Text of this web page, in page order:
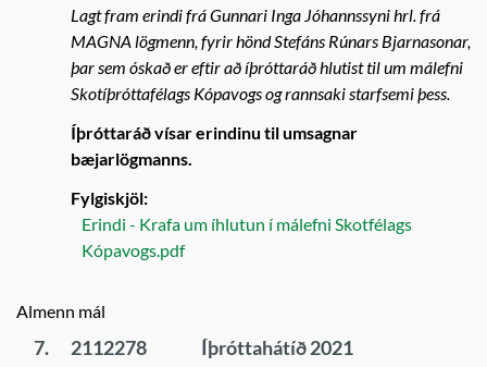
Lagt fram erindi frá Gunnari Inga Jóhannssyni hrl. frá
MAGNA lögmenn, fyrir hönd Stefáns Rúnars Bjarnasonar,
þar sem óskað er eftir að íþróttaráð hlutist til um málefni
Skotíþróttafélags Kópavogs og rannsaki starfsemi þess.
Íþróttaráð vísar erindinu til umsagnar
bæjarlögmanns.
Fylgiskjöl:
Erindi - Krafa um íhlutun í málefni Skotfélags
Kópavogs.pdf
Almenn mál
7. 2112278 Íþróttahátíð 2021